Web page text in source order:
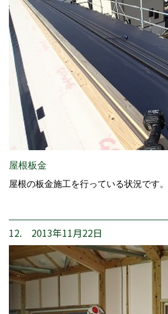
屋根板金
屋根の板金施工を行っている状況です。
12. 2013年11月22日